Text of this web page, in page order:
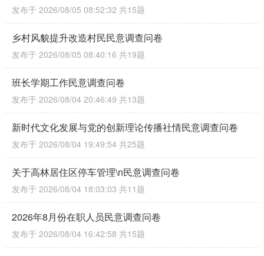
发布于 2026/08/05 08:52:32 共15题
乡村风貌提升改造村民民意调查问卷
发布于 2026/08/05 08:40:16 共19题
班长学期工作民意调查问卷
发布于 2026/08/04 20:46:49 共13题
新时代文化发展与党的创新理论传播社情民意调查问卷
发布于 2026/08/04 19:49:54 共25题
关于高林居住区停车管理\n民意调查问卷
发布于 2026/08/04 18:03:03 共11题
2026年8月份在职人员民意调查问卷
发布于 2026/08/04 16:42:58 共15题